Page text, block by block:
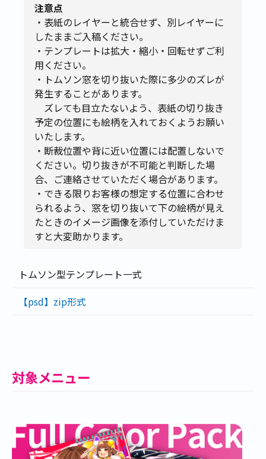
注意点
・表紙のレイヤーと統合せず、別レイヤーに
したままご入稿ください。
・テンプレートは拡大・縮小・回転せずご利
用ください。
・トムソン窓を切り抜いた際に多少のズレが
発生することがあります。
ズレても目立たないよう、表紙の切り抜き
予定の位置にも絵柄を入れておくようお願い
いたします。
・断裁位置や背に近い位置には配置しないで
ください。切り抜きが不可能と判断した場
合、ご連絡させていただく場合があります。
・できる限りお客様の想定する位置に合わせ
られるよう、窓を切り抜いて下の絵柄が見え
たときのイメージ画像を添付していただけま
すと大変助かります。
トムソン型テンプレート一式
【psd】zip形式
対象メニュー